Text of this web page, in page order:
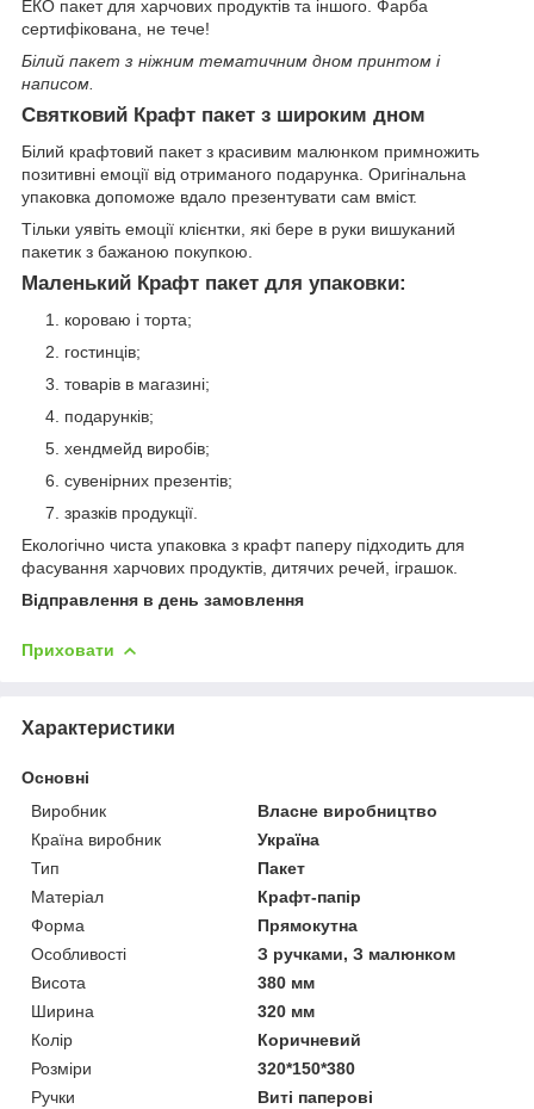
ЕКО пакет для харчових продуктів та іншого. Фарба
сертифікована, не тече!
Білий пакет з ніжним тематичним дном принтом і
написом.
Святковий Крафт пакет з широким дном
Білий крафтовий пакет з красивим малюнком примножить
позитивні емоції від отриманого подарунка. Оригінальна
упаковка допоможе вдало презентувати сам вміст.
Тільки уявіть емоції клієнтки, які бере в руки вишуканий
пакетик з бажаною покупкою.
Маленький Крафт пакет для упаковки:
короваю і торта;
гостинців;
товарів в магазині;
подарунків;
хендмейд виробів;
сувенірних презентів;
зразків продукції.
Екологічно чиста упаковка з крафт паперу підходить для
фасування харчових продуктів, дитячих речей, іграшок.
Відправлення в день замовлення
Приховати
Характеристики
Основні
Виробник
Власне виробництво
Країна виробник
Україна
Тип
Пакет
Матеріал
Крафт-папір
Форма
Прямокутна
Особливості
З ручками, З малюнком
Висота
380 мм
Ширина
320 мм
Колір
Коричневий
Розміри
320*150*380
Ручки
Виті паперові